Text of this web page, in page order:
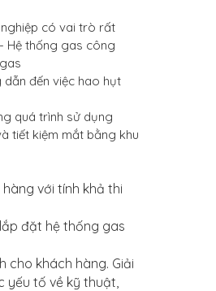
có vai trò rất
Hệ thống gas công
đến việc hao hụt
quá trình sử dụng
tiết kiệm mắt bằng khu
với tính khả thi
đặt hệ thống gas
cho khách hàng. Giải
yếu tố về kỹ thuật,